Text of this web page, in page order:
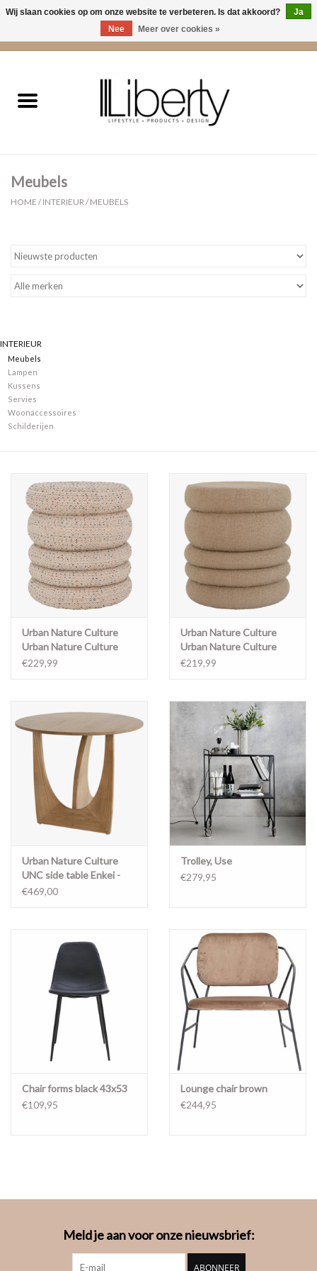
Kleding
Cadeaus
Merken
Meubels
HOME /INTERIEUR /MEUBELS
INTERIEUR
Meubels
Lampen
Kussens
Servies
Woonaccessoires
Schilderijen
Urban Nature Culture
Urban Nature Culture
pouf Cinco, multicolor -
€229,99
Urban Nature Culture
Urban Nature Culture
pouf Cinco, starfish -
€219,99
Urban Nature Culture
UNC side table Enkei -
106849
€469,00
Trolley, Use
€279,95
Chair forms black 43x53
€109,95
Lounge chair brown
€244,95
Meld je aan voor onze nieuwsbrief:
ABONNEER
Wij slaan cookies op om onze website te verbeteren. Is dat akkoord?
Ja
Nee
Meer over cookies »